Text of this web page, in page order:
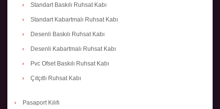
Standart Baskılı Ruhsat Kabı
Standart Kabartmalı Ruhsat Kabı
Desenli Baskılı Ruhsat Kabı
Desenli Kabartmalı Ruhsat Kabı
Pvc Ofset Baskılı Ruhsat Kabı
Çıtçıtlı Ruhsat Kabı
Pasaport Kılıfı